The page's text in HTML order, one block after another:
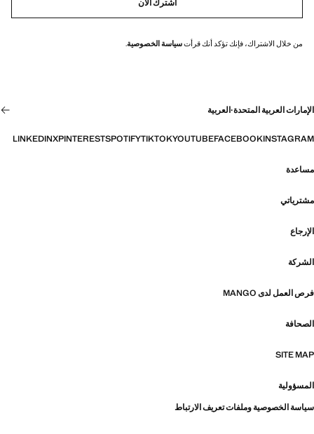
اشترك الأن
من خلال الاشتراك، فإنك تؤكد أنك قرأتسياسة الخصوصية.
الإمارات العربية المتحدة·العربية
INSTAGRAM
FACEBOOK
YOUTUBE
TIKTOK
SPOTIFY
PINTEREST
X
LINKEDIN
مساعدة
مشترياتي
الإرجاع
الشركة
فرص العمل لدى MANGO
الصحافة
SITE MAP
المسؤولية
سياسة الخصوصية وملفات تعريف الارتباط